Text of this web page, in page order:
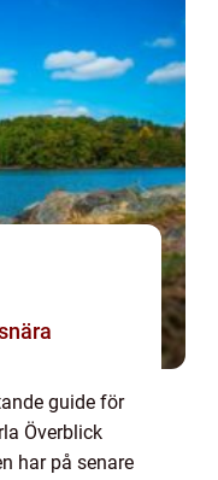
guide för
Överblick
har på senare